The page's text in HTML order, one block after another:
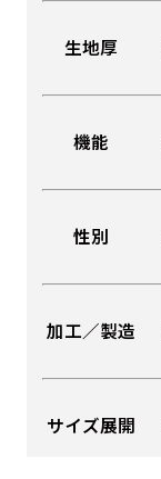
生地厚
機能
性別
加工／製造
サイズ展開